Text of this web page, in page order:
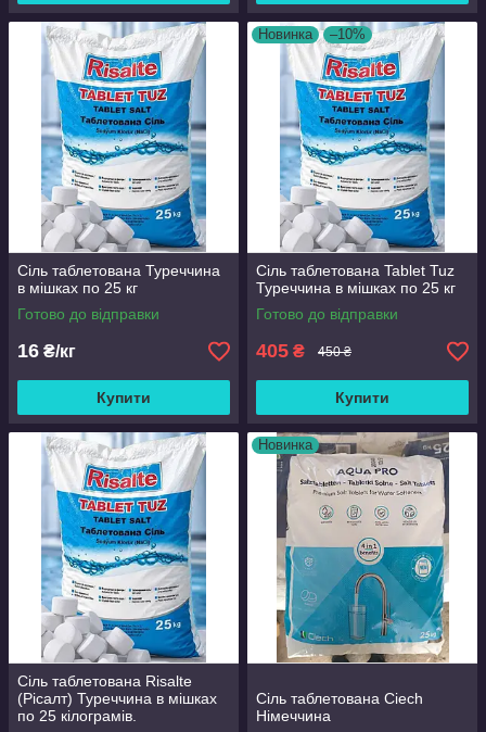
Сіль таблетована Туреччина
в мішках по 25 кг
Готово до відправки
16 ₴/кг
Купити
Новинка –10%
Сіль таблетована Tablet Tuz
Туреччина в мішках по 25 кг
Готово до відправки
405 ₴ 450 ₴
Купити
Сіль таблетована Risalte
(Рісалт) Туреччина в мішках
по 25 кілограмів.
Новинка
Сіль таблетована Ciech
Німеччина